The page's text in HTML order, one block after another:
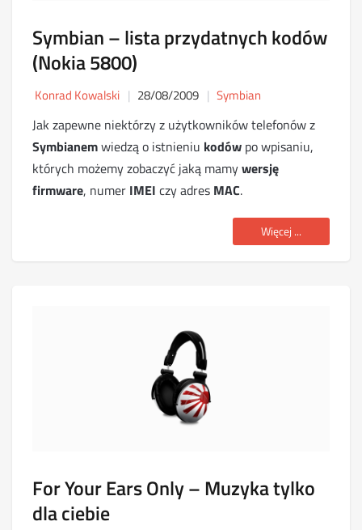
Symbian – lista przydatnych kodów
(Nokia 5800)
Konrad Kowalski 28/08/2009 Symbian
Jak zapewne niektórzy z użytkowników telefonów z
Symbianemwiedzą o istnieniu kodów po wpisaniu,
których możemy zobaczyć jaką mamywersję
firmware, numer IMEI czy adres MAC.
Więcej ...
For Your Ears Only – Muzyka tylko
dla ciebie